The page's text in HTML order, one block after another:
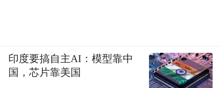
印度要搞自主AI：模型靠中
国，芯片靠美国